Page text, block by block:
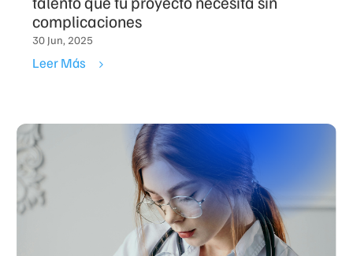
complicaciones
30 Jun, 2025
Leer Más